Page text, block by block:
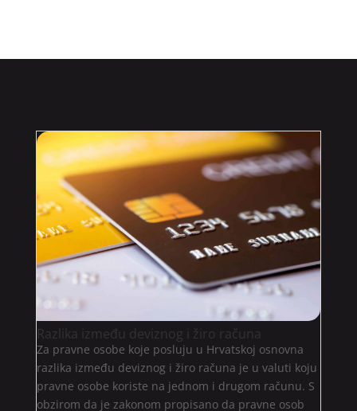
Razlika između deviznog i žiro računa
Za pravne osobe koje posluju u Hrvatskoj osnovna
razlika između deviznog i žiro računa je u valuti koju
pravne osobe koriste na jednom i drugom računu. S
obzirom da je zakonom propisano da pravne osob